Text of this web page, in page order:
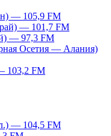
— 105,9 FM
— 101,7 FM
— 97,3 FM
Осетия — Алания)
103,2 FM
— 104,5 FM